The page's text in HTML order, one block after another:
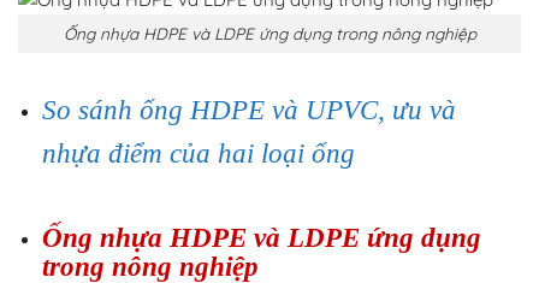
Ống nhựa HDPE và LDPE ứng dụng trong nông nghiệp
So sánh ống HDPE và UPVC, ưu và
nhựa điểm của hai loại ống
Ống nhựa HDPE và LDPE ứng dụng
trong nông nghiệp